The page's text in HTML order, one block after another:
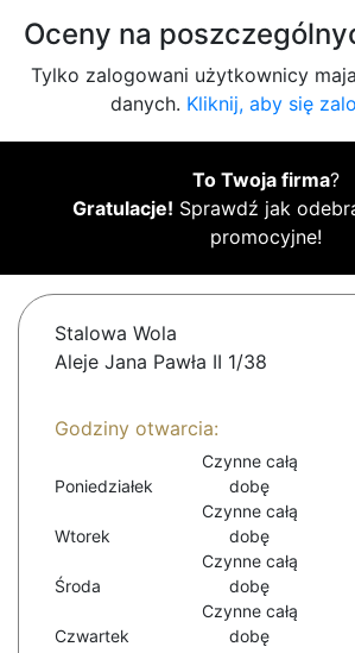
Oceny na
Tylko zalogowani użytkownicy
danych. Kliknij, aby się
To Twoja firma?
Gratulacje! Sprawdź jak
promocyjne!
Stalowa Wola
Aleje Jana Pawła II 1/38
Godziny otwarcia:
Poniedziałek
Czynne całą
dobę
Wtorek
Czynne całą
dobę
Środa
Czynne całą
dobę
Czwartek
Czynne całą
dobę